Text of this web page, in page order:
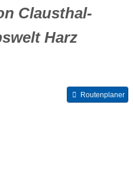
Clausthal-
Harz
Routenplaner